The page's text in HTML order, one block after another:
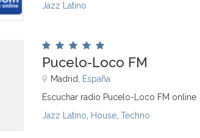
Jazz Latino
Pucelo-Loco FM
Madrid,
España
Escuchar radio Pucelo-Loco FM online
Jazz Latino
House Techno